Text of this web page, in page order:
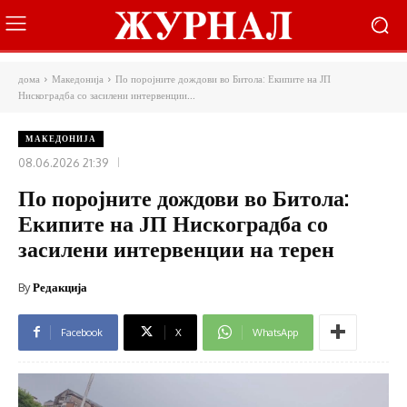
дома Македонија
По поројните дождови во Битола: Екипите на ЈП
Нискоградба со засилени интервенции...
МАКЕДОНИЈА
08.06.2026 21:39
По поројните дождови во Битола:
Екипите на ЈП Нискоградба со
засилени интервенции на терен
ByРедакција
Facebook X WhatsApp